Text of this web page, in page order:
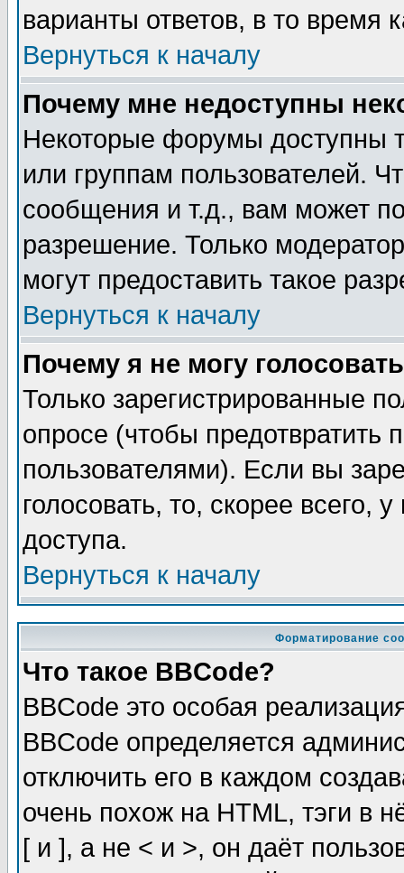
варианты ответов, в то время
Вернуться к началу
Почему мне недоступны
Некоторые форумы доступны
или группам пользователей.
сообщения и т.д., вам может
разрешение. Только
могут предоставить такое
Вернуться к началу
Почему я не могу
Только зарегистрированные
опросе (чтобы предотвратить
пользователями). Если вы
голосовать, то, скорее всего,
доступа.
Вернуться к началу
Форматирование
Что такое BBCode?
BBCode это особая
BBCode определяется
отключить его в каждом
очень похож на HTML, тэги в
[ и ], а не < и >, он даёт